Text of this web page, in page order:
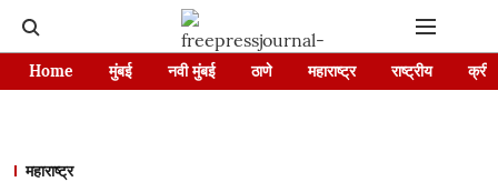
Home मुंबई नवी मुंबई ठाणे महाराष्ट्र राष्ट्रीय
महाराष्ट्र